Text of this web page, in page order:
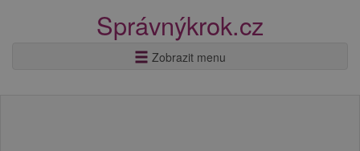
Správnýkrok.cz
Zobrazit menu